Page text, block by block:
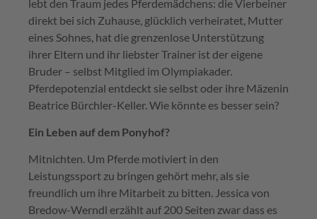
lebt den Traum jedes Pferdemädchens: die Vierbeiner
direkt bei sich Zuhause, glücklich verheiratet, Mutter
eines Sohnes, hat die grenzenlose Unterstützung
ihrer Eltern und ihr liebster Trainer ist der eigene
Bruder – selbst Mitglied im Olympiakader.
Pferdepotenzial entdeckt sie selbst oder ihre Mäzenin
Beatrice Bürchler-Keller. Wie könnte es besser sein?
Ein Leben auf dem Ponyhof?
Mitnichten. Um Pferde motiviert in den
Leistungssport zu bringen gehört mehr, als sie
freundlich um ihre Mitarbeit zu bitten. Jessica von
Bredow-Werndl erzählt auf 200 Seiten zwar dass es